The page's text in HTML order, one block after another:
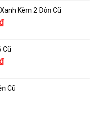
Kèm 2 Đôn Cũ
Giá
là:
2,000,000₫.
Cũ
Giá
là:Cũ